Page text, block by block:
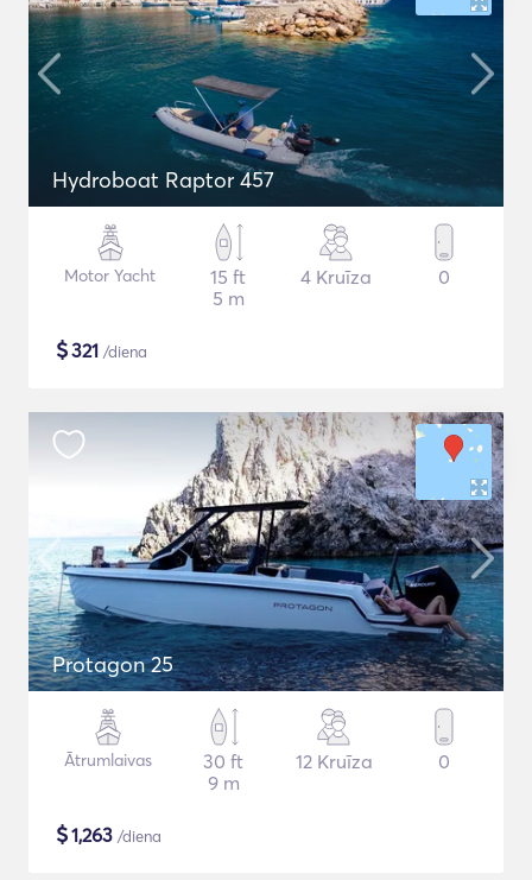
Hydroboat Raptor 457
Motor Yacht
15 ft
5 m
4 Kruīza 0
$321 /diena
Protagon 25
Ātrumlaivas
30 ft
9 m
12 Kruīza 0
$1,263 /diena